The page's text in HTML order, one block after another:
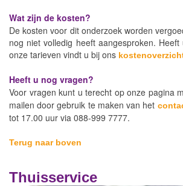
Wat zijn de kosten?
De kosten voor dit onderzoek worden
nog niet volledig heeft aangesproken.
onze tarieven vindt u bij ons
Heeft u nog vragen?
Voor vragen kunt u terecht op onze pagina
mailen door gebruik te maken van het
tot 17.00 uur via 088-999 7777.
Terug naar boven
Thuisservice